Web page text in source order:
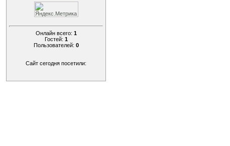
Онлайн всего: 1
Гостей: 1
Пользователей: 0
Сайт сегодня посетили: